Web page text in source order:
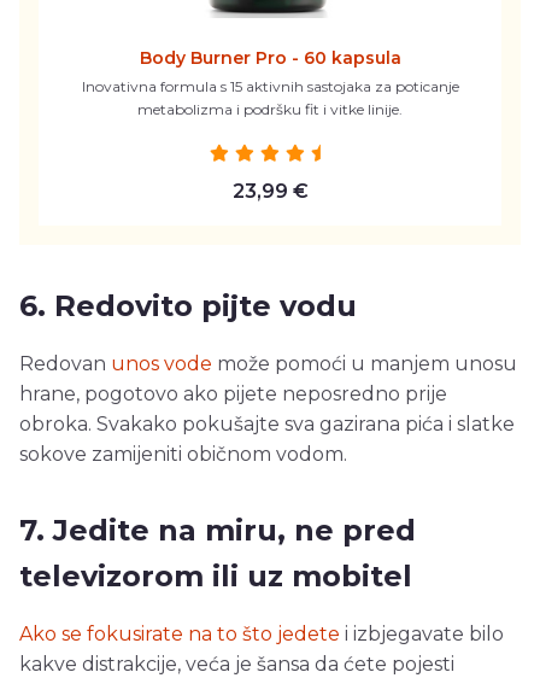
Body Burner Pro - 60 kapsula
Inovativna formula s 15 aktivnih sastojaka za poticanje
metabolizma i podršku fit i vitke linije.
23,99 €
6. Redovito pijte vodu
Redovan unos vode može pomoći u manjem unosu
hrane, pogotovo ako pijete neposredno prije
obroka. Svakako pokušajte sva gazirana pića i slatke
sokove zamijeniti običnom vodom.
7. Jedite na miru, ne pred
televizorom ili uz mobitel
Ako se fokusirate na to što jedete i izbjegavate bilo
kakve distrakcije, veća je šansa da ćete pojesti